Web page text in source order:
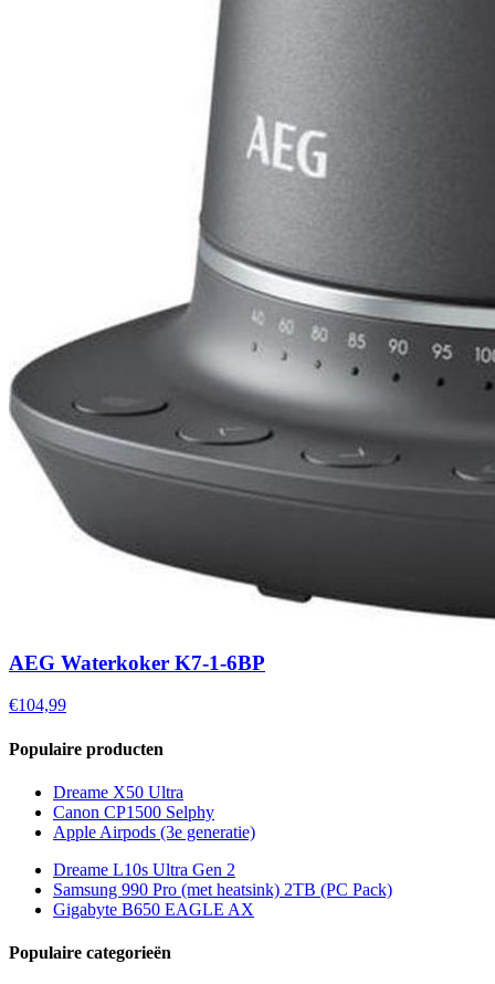
AEG Waterkoker K7-1-6BP
€104,99
Populaire producten
Dreame X50 Ultra
Canon CP1500 Selphy
Apple Airpods (3e generatie)
Dreame L10s Ultra Gen 2
Samsung 990 Pro (met heatsink) 2TB (PC Pack)
Gigabyte B650 EAGLE AX
Populaire categorieën